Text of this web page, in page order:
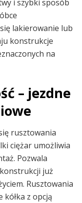
i szybki sposób
lakierowanie lub
konstrukcje
na
– jezdne
rusztowania
ciężar umożliwia
Pozwala
już
Rusztowania
z opcją